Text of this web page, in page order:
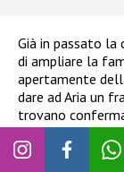
Già in passato
di ampliare la
apertamente
dare ad Aria un
trovano
fan e colleghi